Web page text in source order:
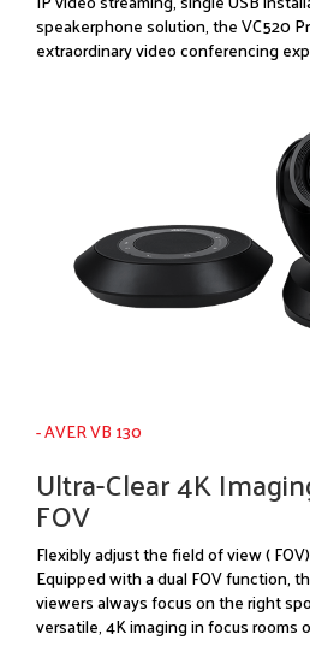
speakerphone solution, the VC520
extraordinary video conferencing
- AVER VB 130
Ultra-Clear 4K
FOV
Flexibly adjust the field of view (
Equipped with a dual FOV function,
viewers always focus on the right
versatile, 4K imaging in focus rooms